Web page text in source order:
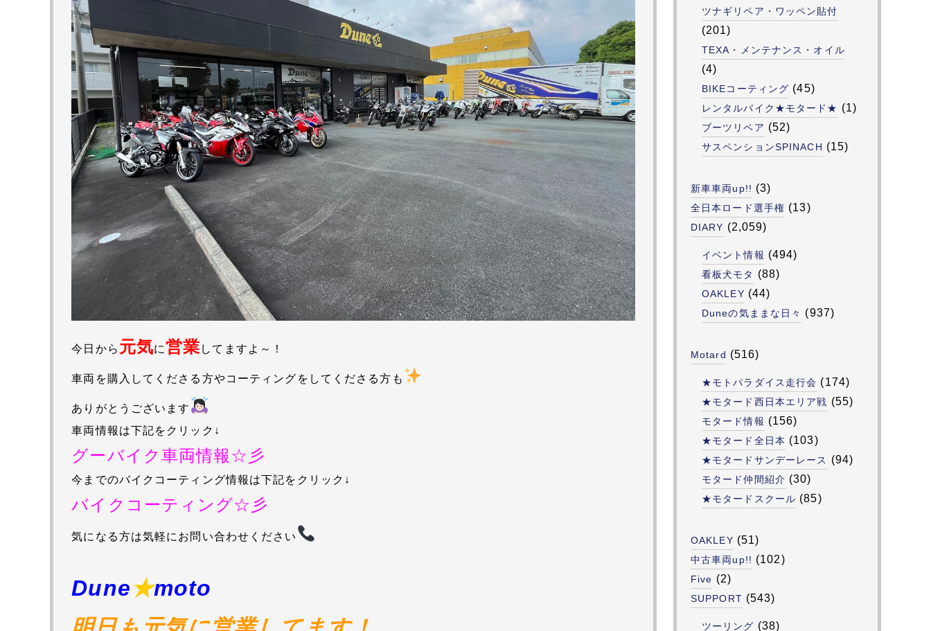
今日から 元気に営業 してますよ～！
車両を購入してくださる方やコーティングをしてくださる方も
ありがとうございます
車両情報は下記をクリック↓
グーバイク車両情報☆彡
今までのバイクコーティング情報は下記をクリック↓
バイクコーティング☆彡
気になる方は気軽にお問い合わせください
Dune★moto
ツナギリペア・ワッペン貼付
(201)
TEXA・メンテナンス・オイル
(4)
BIKEコーティング (45)
レンタルバイク★モタード★ (1)
ブーツリペア (52)
サスペンションSPINACH (15)
新車車両up!! (3)
全日本ロード選手権 (13)
DIARY (2,059)
イベント情報 (494)
看板犬モタ (88)
OAKLEY (44)
Duneの気ままな日々 (937)
Motard (516)
★モトパラダイス走行会 (174)
★モタード西日本エリア戦 (55)
モタード情報 (156)
★モタード全日本 (103)
★モタードサンデーレース (94)
モタード仲間紹介 (30)
★モタードスクール (85)
OAKLEY (51)
中古車両up!! (102)
Five (2)
SUPPORT (543)
ツーリング (38)